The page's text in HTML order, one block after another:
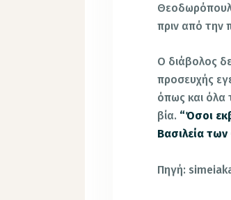
πριν από την
Ο διάβολος
προσευχής
όπως και όλα
βία. “Όσοι
Βασιλεία
Πηγή: